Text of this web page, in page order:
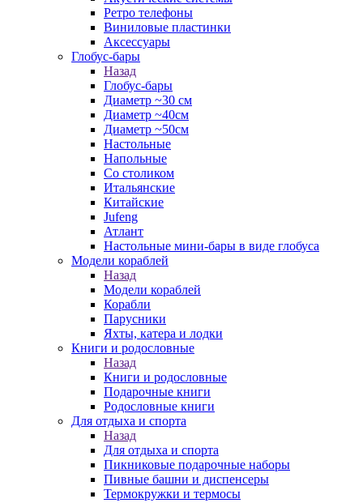
Ретро телефоны
Виниловые пластинки
Аксессуары
Глобус-бары
Назад
Глобус-бары
Диаметр ~30 см
Диаметр ~40см
Диаметр ~50см
Настольные
Напольные
Со столиком
Итальянские
Китайские
Jufeng
Атлант
Настольные мини-бары в виде глобуса
Модели кораблей
Назад
Модели кораблей
Корабли
Парусники
Яхты, катера и лодки
Книги и родословные
Назад
Книги и родословные
Подарочные книги
Родословные книги
Для отдыха и спорта
Назад
Для отдыха и спорта
Пикниковые подарочные наборы
Пивные башни и диспенсеры
Термокружки и термосы